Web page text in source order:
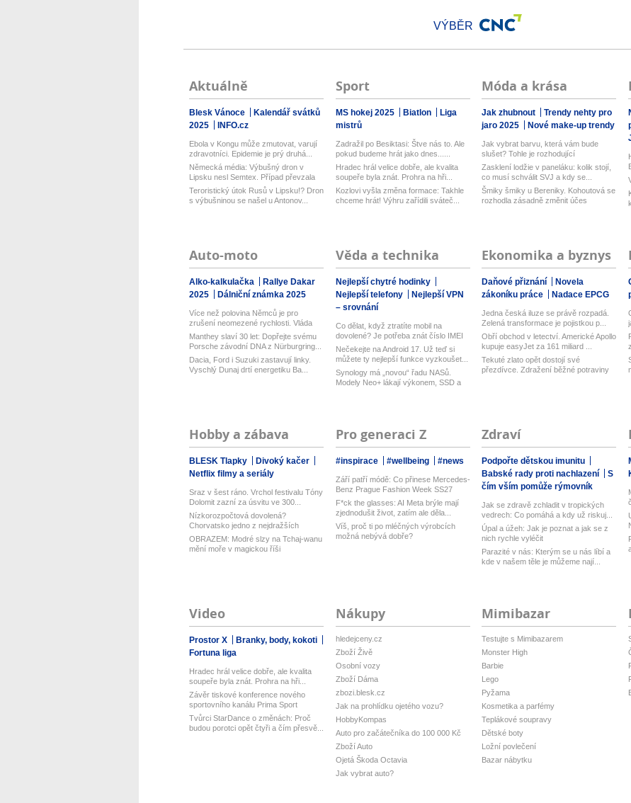
VÝBĚR
Aktuálně
Blesk Vánoce
Kalendář svátků
2025
INFO.cz
Ebola v Kongu může zmutovat, varují
zdravotníci. Epidemie je prý druhá...
Německá média: Výbušný dron v
Lipsku nesl Semtex. Případ převzala
spol...
Teroristický útok Rusů v Lipsku!? Dron
s výbušninou se našel u Antonov...
Sport
MS hokej 2025 Biatlon
Liga
mistrů
Zadražil po Besiktasi: Štve nás to. Ale
pokud budeme hrát jako dnes......
Hradec hrál velice dobře, ale kvalita
soupeře byla znát. Prohra na hři...
Kozlovi vyšla změna formace: Takhle
chceme hrát! Výhru zařídili sváteč...
Móda a krása
Jak zhubnout
Trendy nehty pro
jaro 2025
Nové make-up trendy
Jak vybrat barvu, která vám bude
slušet? Tohle je rozhodující
Zasklení lodžie v paneláku: kolik stojí,
co musí schválit SVJ a kdy se...
Šmiky šmiky u Bereniky. Kohoutová se
rozhodla zásadně změnit účes
Auto-moto
Alko-kalkulačka
Rallye Dakar
2025
Dálniční známka 2025
Více než polovina Němců je pro
zrušení neomezené rychlosti. Vláda
řekl...
Manthey slaví 30 let: Dopřejte svému
Porsche závodní DNA z Nürburgring...
Dacia, Ford i Suzuki zastavují linky.
Vyschlý Dunaj drtí energetiku Ba...
Věda a technika
Nejlepší chytré hodinky
Nejlepší telefony
Nejlepší VPN
– srovnání
Co dělat, když ztratíte mobil na
dovolené? Je potřeba znát číslo IMEI
...
Nečekejte na Android 17. Už teď si
můžete ty nejlepší funkce vyzkoušet...
Synology má „novou“ řadu NASů.
Modely Neo+ lákají výkonem, SSD a
Ekonomika a byznys
Daňové přiznání
Novela
zákoníku práce
Nadace EPCG
Jedna česká iluze se právě rozpadá.
Zelená transformace je pojistkou p...
Obří obchod v letectví. Americké Apollo
kupuje easyJet za 161 miliard ...
Tekuté zlato opět dostojí své
přezdívce. Zdražení běžné potraviny
Hobby a zábava
BLESK Tlapky
Divoký kačer
Netflix filmy a seriály
Sraz v šest ráno. Vrchol festivalu Tóny
Dolomit zazní za úsvitu ve 300...
Nízkorozpočtová dovolená?
Chorvatsko jedno z nejdražších
v Evropě! Lev...
OBRAZEM: Modré slzy na Tchaj-wanu
mění moře v magickou říši
Pro generaci Z
#inspirace #wellbeing #news
Září patří módě: Co přinese Mercedes-
Benz Prague Fashion Week SS27
F*ck the glasses: AI Meta brýle mají
zjednodušit život, zatím ale děla...
Víš, proč ti po mléčných výrobcích
možná nebývá dobře?
Zdraví
Podpořte dětskou imunitu
Babské rady proti nachlazení
S
čím vším pomůže rýmovník
Jak se zdravě zchladit v tropických
vedrech: Co pomáhá a kdy už riskuj...
Úpal a úžeh: Jak je poznat a jak se z
nich rychle vyléčit
Parazité v nás: Kterým se u nás líbí a
kde v našem těle je můžeme nají...
Video
Prostor X
Branky, body, kokoti
Fortuna liga
Hradec hrál velice dobře, ale kvalita
soupeře byla znát. Prohra na hři...
Závěr tiskové konference nového
sportovního kanálu Prima Sport
Tvůrci StarDance o změnách: Proč
budou porotci opět čtyři a čím přesvě...
Nákupy
hledejceny.cz
Zboží Živě
Osobní vozy
Zboží Dáma
zbozi.blesk.cz
Jak na prohlídku ojetého vozu?
HobbyKompas
Auto pro začátečníka do 100 000 Kč
Zboží Auto
Ojetá Škoda Octavia
Jak vybrat auto?
Mimibazar
Testujte s Mimibazarem
Monster High
Barbie
Lego
Pyžama
Kosmetika a parfémy
Teplákové soupravy
Dětské boty
Ložní povlečení
Bazar nábytku